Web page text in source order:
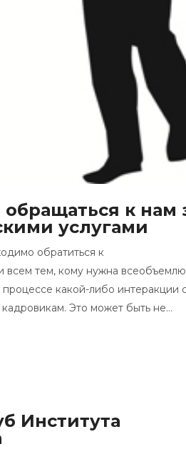
к нам
услугами
обратиться к
всем тем, кому нужна
какой-либо интеракции
Это может быть не…
Института